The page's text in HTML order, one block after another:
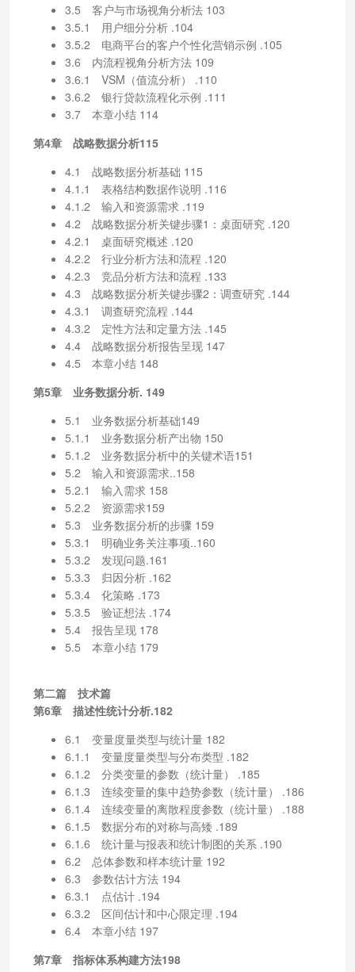
3.5 客户与市场视角分析法 103
3.5.1 用户细分分析 .104
3.5.2 电商平台的客户个性化营销示例 .105
3.6 内流程视角分析方法 109
3.6.1 VSM（值流分析） .110
3.6.2 银行贷款流程化示例 .111
3.7 本章小结 114
第4章 战略数据分析115
4.1 战略数据分析基础 115
4.1.1 表格结构数据作说明 .116
4.1.2 输入和资源需求 .119
4.2 战略数据分析关键步骤1：桌面研究 .120
4.2.1 桌面研究概述 .120
4.2.2 行业分析方法和流程 .120
4.2.3 竞品分析方法和流程 .133
4.3 战略数据分析关键步骤2：调查研究 .144
4.3.1 调查研究流程 .144
4.3.2 定性方法和定量方法 .145
4.4 战略数据分析报告呈现 147
4.5 本章小结 148
第5章 业务数据分析. 149
5.1 业务数据分析基础149
5.1.1 业务数据分析产出物 150
5.1.2 业务数据分析中的关键术语151
5.2 输入和资源需求..158
5.2.1 输入需求 158
5.2.2 资源需求159
5.3 业务数据分析的步骤 159
5.3.1 明确业务关注事项..160
5.3.2 发现问题.161
5.3.3 归因分析 .162
5.3.4 化策略 .173
5.3.5 验证想法 .174
5.4 报告呈现 178
5.5 本章小结 179
第二篇 技术篇
第6章 描述性统计分析.182
6.1 变量度量类型与统计量 182
6.1.1 变量度量类型与分布类型 .182
6.1.2 分类变量的参数（统计量） .185
6.1.3 连续变量的集中趋势参数（统计量） .186
6.1.4 连续变量的离散程度参数（统计量） .188
6.1.5 数据分布的对称与高矮 .189
6.1.6 统计量与报表和统计制图的关系 .190
6.2 总体参数和样本统计量 192
6.3 参数估计方法 194
6.3.1 点估计 .194
6.3.2 区间估计和中心限定理 .194
6.4 本章小结 197
第7章 指标体系构建方法198